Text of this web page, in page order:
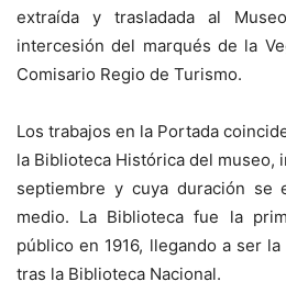
extraída y trasladada al
intercesión del marqués de la
Comisario Regio de Turismo.
Los trabajos en la Portada
la Biblioteca Histórica del museo,
septiembre y cuya duración se
medio. La Biblioteca fue la
público en 1916, llegando a ser
tras la Biblioteca Nacional.